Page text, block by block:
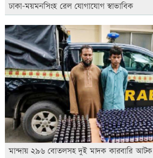
ঢাকা-ময়মনসিংহ রেল যোগাযোগ স্বাভাবিক
মান্দায় ২৯৬ বোতলসহ দুই মাদক কারবারি আটক